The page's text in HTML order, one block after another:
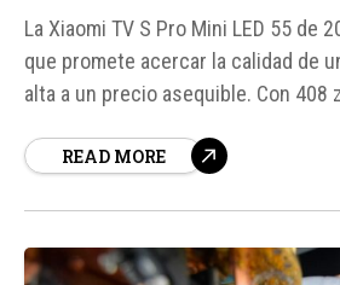
La Xiaomi TV S Pro Mini LED 55 de
que promete acercar la calidad de
alta a un precio asequible. Con 408
acercan a la calidad del OLED, este
READ MORE